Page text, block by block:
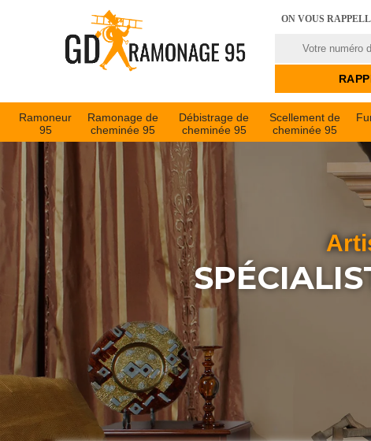
ON VOUS
Ramoneur
95
Ramonage de
cheminée 95
Débistrage de
cheminée 95
Scellement de
cheminée 95